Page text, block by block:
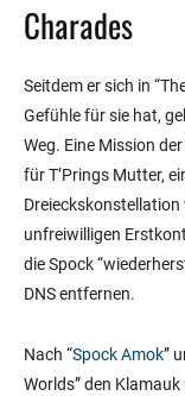
Charades
Seitdem er sich in
Gefühle für sie hat,
Weg. Eine Mission
für T’Prings Mutter,
Dreieckskonstellation
unfreiwilligen
die Spock
DNS entfernen.
Nach “Spock Amok”
Worlds” den